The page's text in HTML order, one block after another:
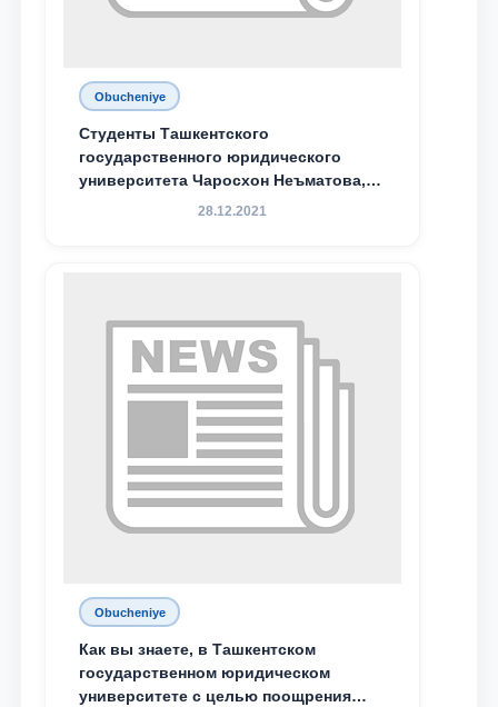
Obucheniye
Студенты Ташкентского
государственного юридического
университета Чаросхон Неъматова,
Севдо Хакимходжаева, Анбарой
специальной стипендии имени
Хадичи Сулеймановой.
28.12.2021
Obucheniye
Как вы знаете, в Ташкентском
государственном юридическом
университете с целью поощрения